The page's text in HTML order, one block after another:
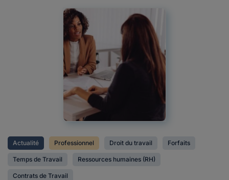
Actualité Professionnel Droit du travail Forfaits
Temps de Travail Ressources humaines (RH)
Contrats de Travail